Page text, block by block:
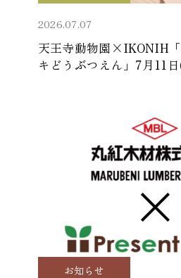
2026.07.07
天王寺動物園×IKONIH
キどうぶつえん」7月11
お知らせ